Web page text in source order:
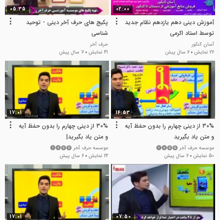
02:00
آموزش دینی دهم یازدهم نظام جدید
توسط استاد اکرمی
آسان کنکور
26 نمایش
6 سال پیش
05:35
پکیج های حرف آخر دینی - توحید
شناسی
حرف آخر
41 نمایش
7 سال پیش
14:53
30% از دینی چهارم را بدون حفظ آیه
و متن یاد بگیرید
موسسه حرف آخر ⓿⓿❹❶
50 نمایش
6 سال پیش
17:01
30% از دینی چهارم را بدون حفظ آیه
و متن یاد بگیرید|
موسسه حرف آخر ⓿⓿❹❶
22 نمایش
6 سال پیش
07:50
17:01